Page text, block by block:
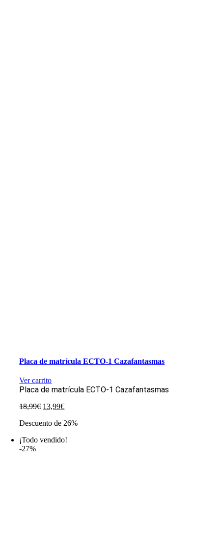
Placa de matrícula ECTO-1 Cazafantasmas
Ver carrito
Placa de matrícula ECTO-1 Cazafantasmas
18,99€ El
original
18,99€.
13,99€El
actual
13,99€.
Descuento de 26%
¡Todo vendido!
-27%